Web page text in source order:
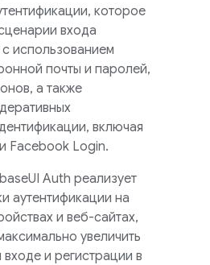
которое
входа
использованием
почты и паролей,
а также
включая
Facebook Login.
Auth реализует
аутентификации на
и веб-сайтах,
увеличить
и регистрации в